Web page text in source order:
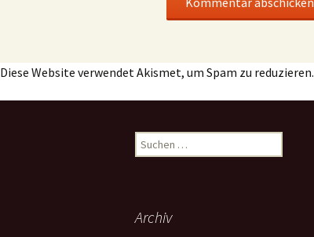
Diese Website verwendet Akismet, um Spam zu reduzieren.
Suchen
nach:
Archiv